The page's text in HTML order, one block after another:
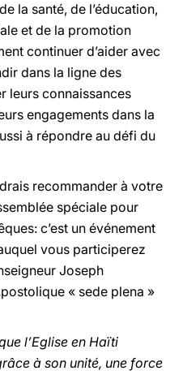
la santé, de l’éducation,
et de la promotion
continuer d’aider avec
dans la ligne des
leurs connaissances
engagements dans la
à répondre au défi du
recommander à votre
spéciale pour
c’est un événement
vous participerez
Joseph
« sede plena »
l’Eglise en Haïti
à son unité, une force